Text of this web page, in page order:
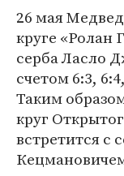
26 мая
круге «Ролан
серба Ласло
счетом 6:3,
Таким
круг
встретится